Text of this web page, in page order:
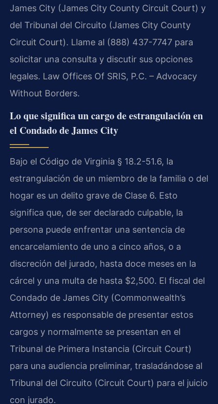
James City (James City County Circuit Court) y
del Tribunal del Circuito (James City County
Circuit Court). Llame al (888) 437-7747 para
solicitar una consulta y discutir sus opciones
legales. Law Offices Of SRIS, P.C. – Advocacy
Without Borders.
Lo que significa un cargo de estrangulación en
el Condado de James City
Bajo el Código de Virginia § 18.2-51.6, la
estrangulación de un miembro de la familia o del
hogar es un delito grave de Clase 6. Esto
significa que, de ser declarado culpable, la
persona puede enfrentar una sentencia de
encarcelamiento de uno a cinco años, o a
discreción del jurado, hasta doce meses en la
cárcel y una multa de hasta $2,500. El fiscal del
Condado de James City (Commonwealth’s
Attorney) es responsable de presentar estos
cargos y normalmente se presentan en el
Tribunal de Primera Instancia (Circuit Court)
para una audiencia preliminar, trasladándose al
Tribunal del Circuito (Circuit Court) para el juicio
con jurado.